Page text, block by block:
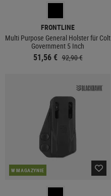
FRONTLINE
Multi Purpose General Holster für Colt
Government 5 Inch
51,56 € 92,90 €
W MAGAZYNIE